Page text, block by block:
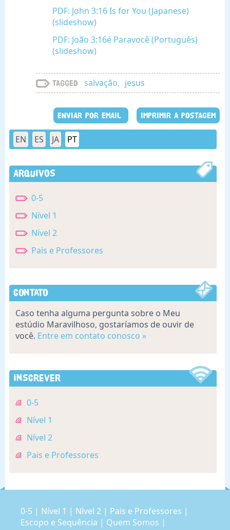
PDF: John 3:16 Is for You (Japanese)
(slideshow)
PDF: João 3:16é Paravocê (Português)
(slideshow)
Tagged salvação, jesus
ENVIAR POR EMAIL IMPRIMIR A POSTAGEM
EN ES JA PT
Arquivos
0-5
Nível 1
Nível 2
Pais e Professores
Contato
Caso tenha alguma pergunta sobre o Meu
estúdio Maravilhoso, gostaríamos de ouvir de
você. Entre em contato conosco »
Inscrever
0-5
Nível 1
Nível 2
Pais e Professores
0-5 | Nível 1 | Nível 2 | Pais e Professores |
Escopo e Sequência | Quem Somos |